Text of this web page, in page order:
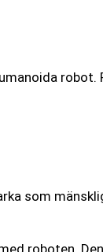
som
roboten.